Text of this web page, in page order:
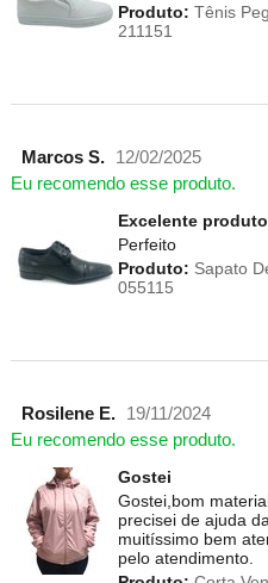
Produto: Tênis
211151
Marcos S.
12/02/2025
Eu recomendo esse produto.
Excelente produto
Perfeito
Produto: Sapato
055115
Rosilene E.
19/11/2024
Eu recomendo esse produto.
Gostei
Gostei,bom
precisei de ajuda
muitíssimo bem
pelo atendimento.